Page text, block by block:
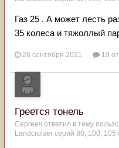
Газ 25 . А может лесть
35 колеса и тяжоллый
26 сентября 2021 19
Греется тонель
Сергееч ответил в тему
Landcruiser серий 80, 100, 105